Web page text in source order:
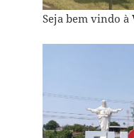
Seja bem vindo à